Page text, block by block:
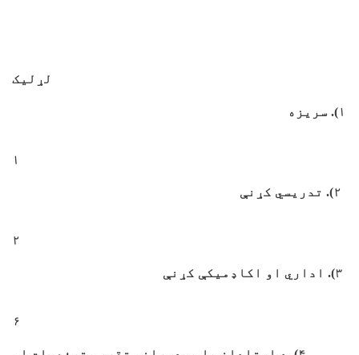
لړليک
۱). سريزه
۲). تدريسي کړنې
۳). اداري او اکاډميکې کړنې